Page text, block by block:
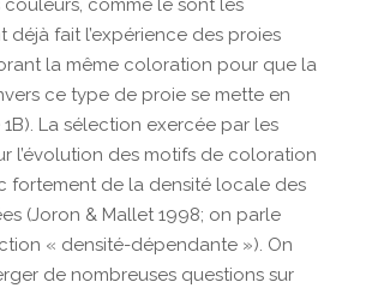
couleurs, comme le sont les
déjà fait l’expérience des proies
la même coloration pour que la
ce type de proie se mette en
La sélection exercée par les
l’évolution des motifs de coloration
fortement de la densité locale des
(Joron & Mallet 1998; on parle
« densité-dépendante »). On
de nombreuses questions sur